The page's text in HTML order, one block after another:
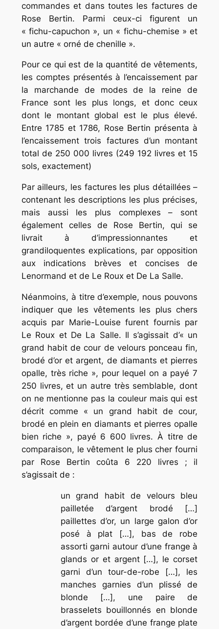
commandes et dans toutes les factures de
Rose Bertin. Parmi ceux-ci figurent un
« fichu-capuchon », un « fichu-chemise » et
un autre « orné de chenille ».
Pour ce qui est de la quantité de vêtements,
les comptes présentés à l’encaissement par
la marchande de modes de la reine de
France sont les plus longs, et donc ceux
dont le montant global est le plus élevé.
Entre 1785 et 1786, Rose Bertin présenta à
l’encaissement trois factures d’un montant
total de 250 000 livres (249 192 livres et 15
sols, exactement)
Par ailleurs, les factures les plus détaillées –
contenant les descriptions les plus précises,
mais aussi les plus complexes – sont
également celles de Rose Bertin, qui se
livrait à d’impressionnantes et
grandiloquentes explications, par opposition
aux indications brèves et concises de
Lenormand et de Le Roux et De La Salle.
Néanmoins, à titre d’exemple, nous pouvons
indiquer que les vêtements les plus chers
acquis par Marie-Louise furent fournis par
Le Roux et De La Salle. Il s’agissait d’« un
grand habit de cour de velours ponceau fin,
brodé d’or et argent, de diamants et pierres
opalle, très riche », pour lequel on a payé 7
250 livres, et un autre très semblable, dont
on ne mentionne pas la couleur mais qui est
décrit comme « un grand habit de cour,
brodé en plein en diamants et pierres opalle
bien riche », payé 6 600 livres. À titre de
comparaison, le vêtement le plus cher fourni
par Rose Bertin coûta 6 220 livres ; il
s’agissait de :
un grand habit de velours bleu
pailletée d’argent brodé […]
paillettes d’or, un large galon d’or
posé à plat […], bas de robe
assorti garni autour d’une frange à
glands or et argent […], le corset
garni d’un tour-de-robe […], les
manches garnies d’un plissé de
blonde […], une paire de
brasselets bouillonnés en blonde
d’argent bordée d’une frange plate